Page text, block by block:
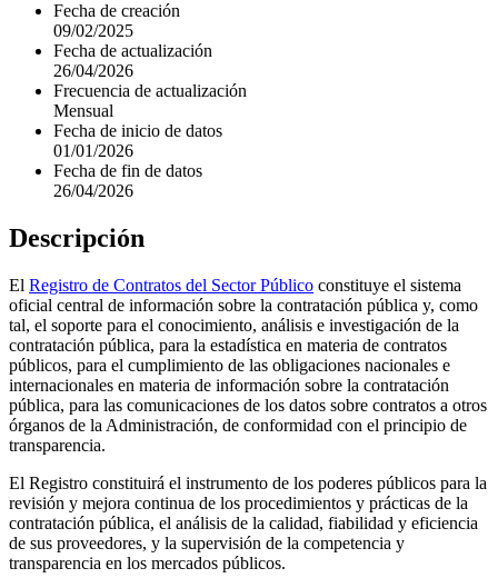
Fecha de creación
09/02/2025
Fecha de actualización
26/04/2026
Frecuencia de actualización
Mensual
Fecha de inicio de datos
01/01/2026
Fecha de fin de datos
26/04/2026
Descripción
El Registro de Contratos del Sector Público constituye el sistema
oficial central de información sobre la contratación pública y, como
tal, el soporte para el conocimiento, análisis e investigación de la
contratación pública, para la estadística en materia de contratos
públicos, para el cumplimiento de las obligaciones nacionales e
internacionales en materia de información sobre la contratación
pública, para las comunicaciones de los datos sobre contratos a otros
órganos de la Administración, de conformidad con el principio de
transparencia.
El Registro constituirá el instrumento de los poderes públicos para la
revisión y mejora continua de los procedimientos y prácticas de la
contratación pública, el análisis de la calidad, fiabilidad y eficiencia
de sus proveedores, y la supervisión de la competencia y
transparencia en los mercados públicos.